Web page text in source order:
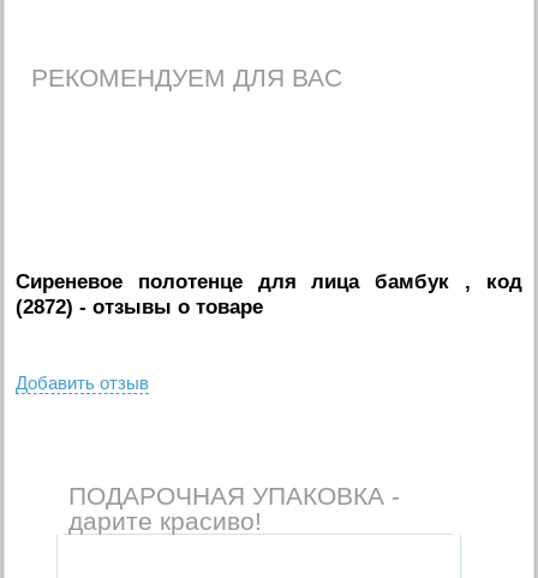
РЕКОМЕНДУЕМ ДЛЯ ВАС
Сиреневое полотенце для лица бамбук , код
(2872) - отзывы о товаре
Добавить отзыв
ПОДАРОЧНАЯ УПАКОВКА -
дарите красиво!